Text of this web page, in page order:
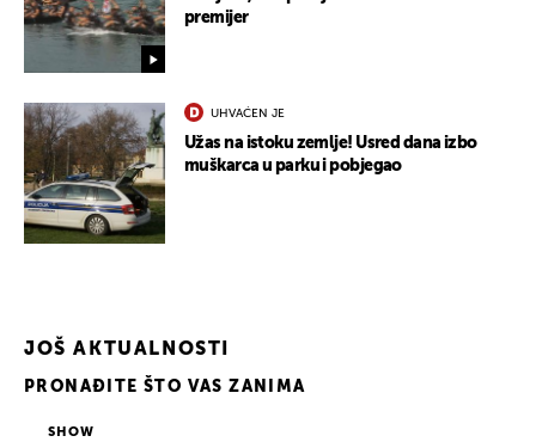
premijer
UHVAĆEN JE
Užas na istoku zemlje! Usred dana izbo
muškarca u parku i pobjegao
JOŠ AKTUALNOSTI
PRONAĐITE ŠTO VAS ZANIMA
SHOW